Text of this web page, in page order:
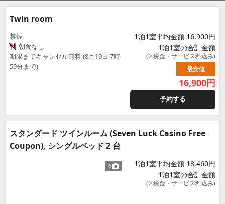
Twin room
禁煙
朝食なし
期限までキャンセル無料 (8月19日 7時
59分まで)
1泊1室平均金額 16,900円
1泊1室の合計金額
(※税金・サービス料込み)
最安値
16,900円
予約する
スタンダード ツインルーム (Seven Luck Casino Free
Coupon), シングルベッド 2 台
6
1泊1室平均金額 18,460円
1泊1室の合計金額
(※税金・サービス料込み)